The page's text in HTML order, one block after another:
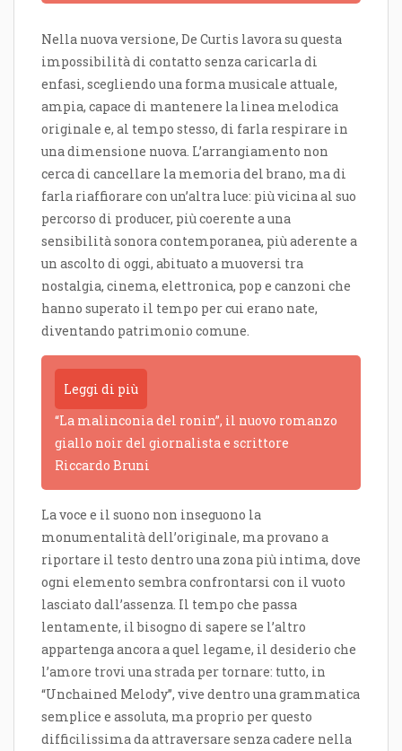
Nella nuova versione, De Curtis lavora su questa
impossibilità di contatto senza caricarla di
enfasi, scegliendo una forma musicale attuale,
ampia, capace di mantenere la linea melodica
originale e, al tempo stesso, di farla respirare in
una dimensione nuova. L’arrangiamento non
cerca di cancellare la memoria del brano, ma di
farla riaffiorare con un’altra luce: più vicina al suo
percorso di producer, più coerente a una
sensibilità sonora contemporanea, più aderente a
un ascolto di oggi, abituato a muoversi tra
nostalgia, cinema, elettronica, pop e canzoni che
hanno superato il tempo per cui erano nate,
diventando patrimonio comune.
Leggi di più
“La malinconia del ronin”, il nuovo romanzo
giallo noir del giornalista e scrittore
Riccardo Bruni
La voce e il suono non inseguono la
monumentalità dell’originale, ma provano a
riportare il testo dentro una zona più intima, dove
ogni elemento sembra confrontarsi con il vuoto
lasciato dall’assenza. Il tempo che passa
lentamente, il bisogno di sapere se l’altro
appartenga ancora a quel legame, il desiderio che
l’amore trovi una strada per tornare: tutto, in
“Unchained Melody”, vive dentro una grammatica
semplice e assoluta, ma proprio per questo
difficilissima da attraversare senza cadere nella